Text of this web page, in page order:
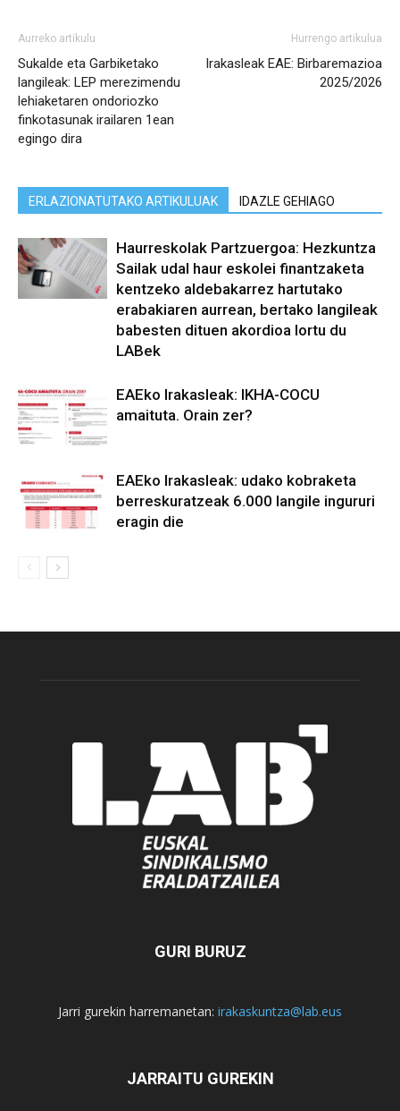
Aurreko artikulu
Sukalde eta Garbiketako
langileak: LEP merezimendu
lehiaketaren ondoriozko
finkotasunak irailaren 1ean
egingo dira
Hurrengo artikulua
Irakasleak EAE: Birbaremazioa
2025/2026
ERLAZIONATUTAKO ARTIKULUAK IDAZLE GEHIAGO
Haurreskolak Partzuergoa: Hezkuntza
Sailak udal haur eskolei finantzaketa
kentzeko aldebakarrez hartutako
erabakiaren aurrean, bertako langileak
babesten dituen akordioa lortu du
LABek
EAEko Irakasleak: IKHA-COCU
amaituta. Orain zer?
EAEko Irakasleak: udako kobraketa
berreskuratzeak 6.000 langile ingururi
eragin die
GURI BURUZ
Jarri gurekin harremanetan: irakaskuntza@lab.eus
JARRAITU GUREKIN